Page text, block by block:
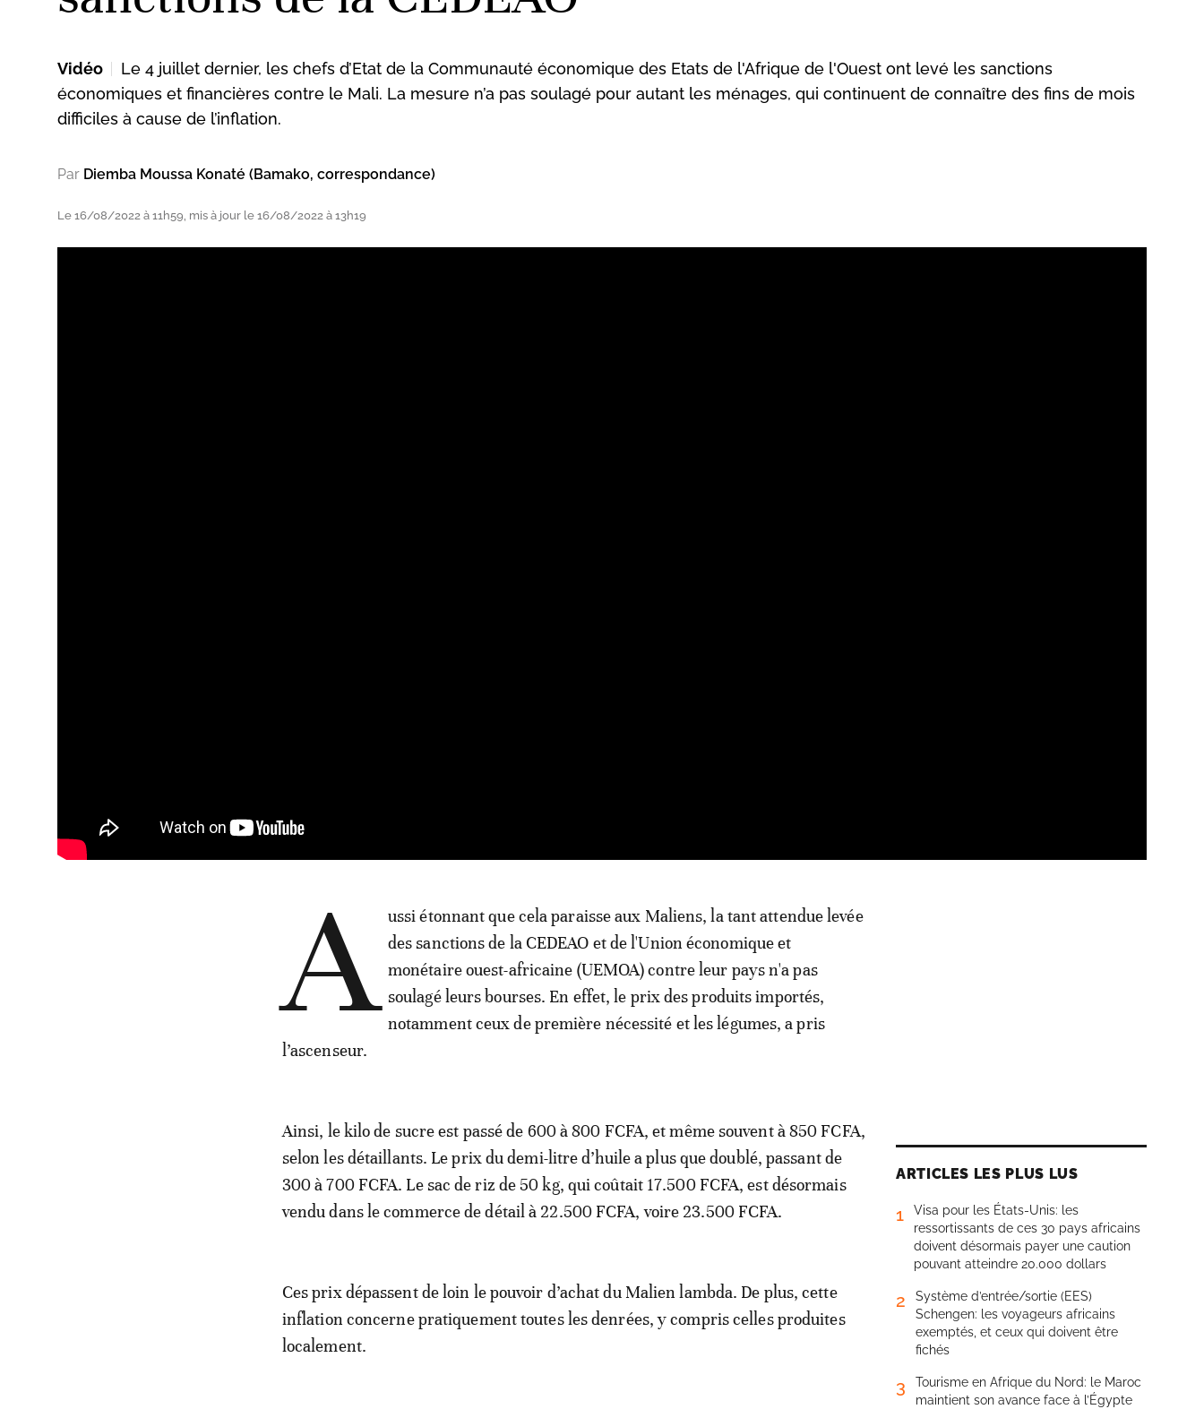
Vidéo
Le 4 juillet dernier, les chefs d’Etat de la Communauté économique des Etats de l'Afrique de l'Ouest ont levé les sanctions
économiques et financières contre le Mali. La mesure n’a pas soulagé pour autant les ménages, qui continuent de connaître des fins de mois
difficiles à cause de l’inflation.
Par Diemba Moussa Konaté (Bamako, correspondance)
Le 16/08/2022 à 11h59, mis à jour le 16/08/2022 à 13h19
A ussi étonnant que cela paraisse aux Maliens, la tant attendue levée
des sanctions de la CEDEAO et de l'Union économique et
monétaire ouest-africaine (UEMOA) contre leur pays n'a pas
soulagé leurs bourses. En effet, le prix des produits importés,
notamment ceux de première nécessité et les légumes, a pris
l’ascenseur.
Ainsi, le kilo de sucre est passé de 600 à 800 FCFA, et même souvent à 850 FCFA,
selon les détaillants. Le prix du demi-litre d’huile a plus que doublé, passant de
300 à 700 FCFA. Le sac de riz de 50 kg, qui coûtait 17.500 FCFA, est désormais
vendu dans le commerce de détail à 22.500 FCFA, voire 23.500 FCFA.
Ces prix dépassent de loin le pouvoir d’achat du Malien lambda. De plus, cette
inflation concerne pratiquement toutes les denrées, y compris celles produites
localement.
ARTICLES LES PLUS LUS
1
Visa pour les États-Unis: les
ressortissants de ces 30 pays africains
doivent désormais payer une caution
pouvant atteindre 20.000 dollars
2
Système d’entrée/sortie (EES)
Schengen: les voyageurs africains
exemptés, et ceux qui doivent être
fichés
3
Tourisme en Afrique du Nord: le Maroc
maintient son avance face à l’Égypte